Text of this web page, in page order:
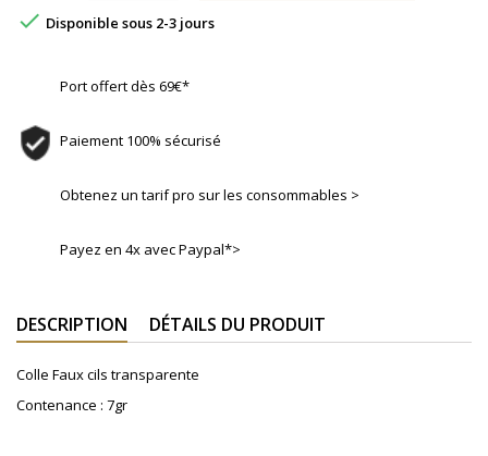
 Disponible sous 2-3 jours
Port offert dès 69€*
Paiement 100% sécurisé
Obtenez un tarif pro sur les consommables >
Payez en 4x avec Paypal*>
DESCRIPTION DÉTAILS DU PRODUIT
Colle Faux cils transparente
Contenance : 7gr